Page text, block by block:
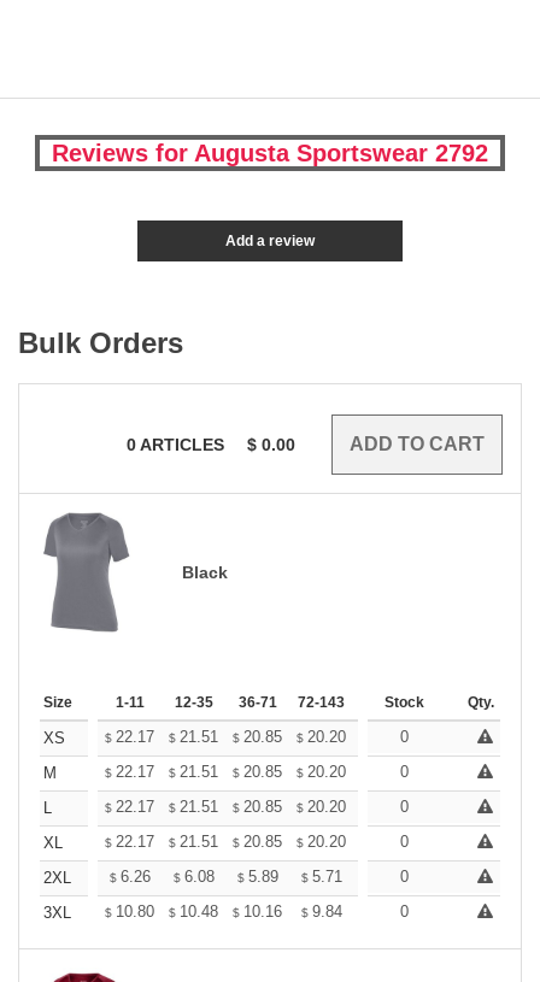
Reviews for Augusta Sportswear 2792
Add a review
Bulk Orders
0ARTICLES $ 0.00
Black
Size 1-11 12-35 36-71 72-143 144-287 288 + More
Stock Qty.
XS $ 22.17 $ 21.51 $ 20.85 $ 20.20 19.54
0
M
$ 22.17 $ 21.51 $ 20.85 $ 20.20 19.54
0
L
$ 22.17 $ 21.51 $ 20.85 $ 20.20 19.54
0
XL
$ 22.17 $ 21.51 $ 20.85 $ 20.20 19.54
0
2XL
$ 6.26 $ 6.08 $ 5.89 $ 5.71 5.52
0
3XL
$ 10.80 $ 10.48 $ 10.16 $ 9.84 9.52
0